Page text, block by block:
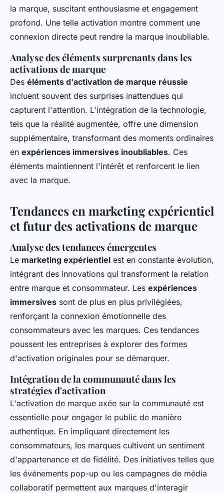
la marque, suscitant enthousiasme et engagement
profond. Une telle activation montre comment une
connexion directe peut rendre la marque inoubliable.
Analyse des éléments surprenants dans les
activations de marque
Des éléments d'activation de marque réussie
incluent souvent des surprises inattendues qui
capturent l'attention. L'intégration de la technologie,
tels que la réalité augmentée, offre une dimension
supplémentaire, transformant des moments ordinaires
en expériences immersives inoubliables. Ces
éléments maintiennent l'intérêt et renforcent le lien
avec la marque.
Tendances en marketing expérientiel
et futur des activations de marque
Analyse des tendances émergentes
Le marketing expérientiel est en constante évolution,
intégrant des innovations qui transforment la relation
entre marque et consommateur. Les expériences
immersives sont de plus en plus privilégiées,
renforçant la connexion émotionnelle des
consommateurs avec les marques. Ces tendances
poussent les entreprises à explorer des formes
d'activation originales pour se démarquer.
Intégration de la communauté dans les
stratégies d'activation
L'activation de marque axée sur la communauté est
essentielle pour engager le public de manière
authentique. En impliquant directement les
consommateurs, les marques cultivent un sentiment
d'appartenance et de fidélité. Des initiatives telles que
les événements pop-up ou les campagnes de média
collaboratif permettent aux marques d'interagir